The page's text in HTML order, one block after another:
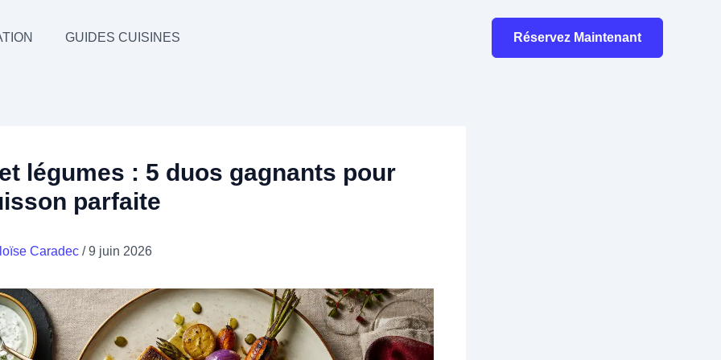
GUIDES CUISINES Réservez Maintenant
légumes : 5 duos gagnants pour
parfaite
Caradec /9 juin 2026